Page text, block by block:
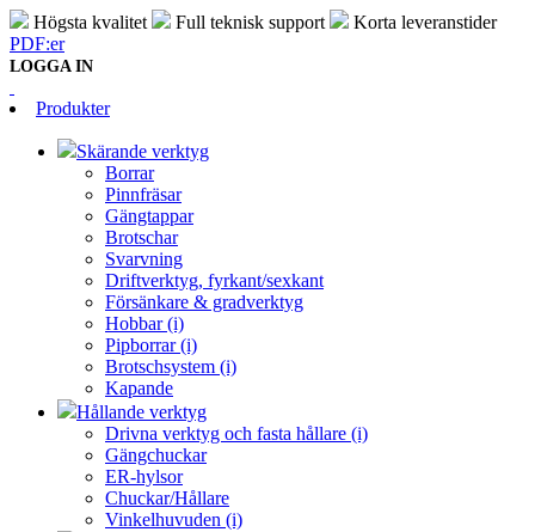
Högsta kvalitet Full teknisk support
Korta leveranstider
PDF:er
LOGGA IN
Produkter
Skärande verktyg
Borrar
Pinnfräsar
Gängtappar
Brotschar
Svarvning
Driftverktyg, fyrkant/sexkant
Försänkare & gradverktyg
Hobbar (i)
Pipborrar (i)
Brotschsystem (i)
Kapande
Hållande verktyg
Drivna verktyg och fasta hållare (i)
Gängchuckar
ER-hylsor
Chuckar/Hållare
Vinkelhuvuden (i)